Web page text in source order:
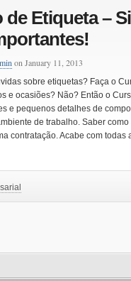
de Etiqueta –
on January 11, 2013
sobre etiquetas? Faça o
e ocasiões? Não? Então o
e pequenos detalhes de
de trabalho. Saber
contratação. Acabe com